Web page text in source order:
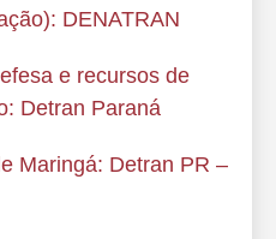
DENATRAN
e recursos de
Detran Paraná
Maringá: Detran PR –